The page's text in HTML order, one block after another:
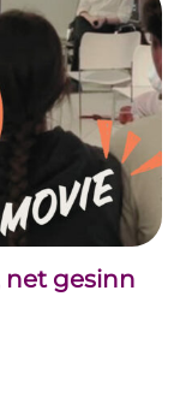
net gesinn